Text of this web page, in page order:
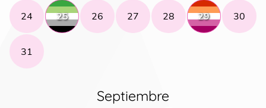
24 25 26 27 28 29 30
31
Septiembre